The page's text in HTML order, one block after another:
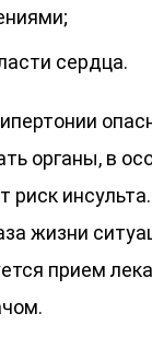
сердца.
органы, в
риск
жизни
прием